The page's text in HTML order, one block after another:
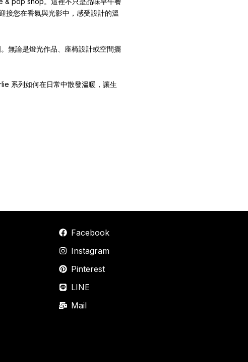
接您在香氣與光影中，感受設計的溫
無論是燈光作品、座椅設計或空間擺
系列如何在日常中散發溫暖，讓生
Facebook
Instagram
Pinterest
LINE
Mail